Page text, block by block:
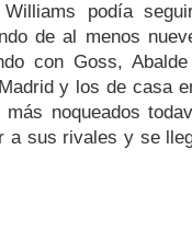
podía
de al menos
con Goss,
y los de casa
más noqueados
a sus rivales y se